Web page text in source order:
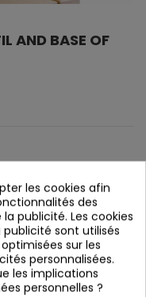
AND BASE OF
les cookies afin
des
publicité. Les cookies
publicité sont utilisés
sur les
personnalisées.
les implications
personnelles ?